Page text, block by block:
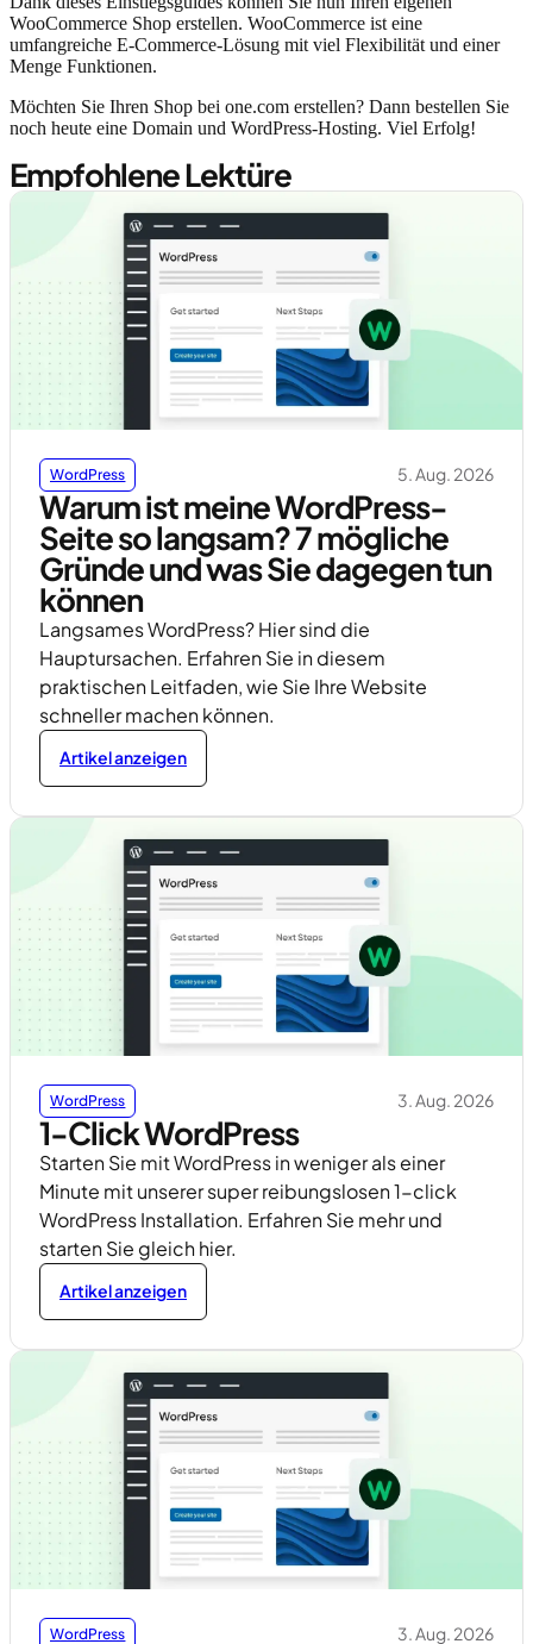
WooCommerce Shop erstellen. WooCommerce ist eine
umfangreiche E-Commerce-Lösung mit viel Flexibilität und einer
Menge Funktionen.
Möchten Sie Ihren Shop bei one.com erstellen? Dann bestellen Sie
noch heute eine Domain und WordPress-Hosting. Viel Erfolg!
Empfohlene Lektüre
WordPress 5. Aug. 2026
Warum ist meine WordPress-
Seite so langsam? 7 mögliche
Gründe und was Sie dagegen tun
können
Langsames WordPress? Hier sind die
Hauptursachen. Erfahren Sie in diesem
praktischen Leitfaden, wie Sie Ihre Website
schneller machen können.
Artikel anzeigen
WordPress 3. Aug. 2026
1-Click WordPress
Starten Sie mit WordPress in weniger als einer
Minute mit unserer super reibungslosen 1-click
WordPress Installation. Erfahren Sie mehr und
starten Sie gleich hier.
Artikel anzeigen
WordPress 3. Aug. 2026